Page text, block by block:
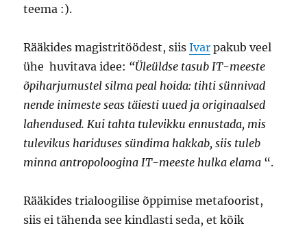
teema :).
Rääkides magistritöödest, siisIvar pakub veel
ühe huvitava idee: “Üleüldse tasub IT-meeste
õpiharjumustel silma peal hoida: tihti sünnivad
nende inimeste seas täiesti uued ja originaalsed
lahendused. Kui tahta tulevikku ennustada, mis
tulevikus hariduses sündima hakkab, siis tuleb
minna antropoloogina IT-meeste hulka elama “.
Rääkides trialoogilise õppimise metafoorist,
siis ei tähenda see kindlasti seda, et kõik